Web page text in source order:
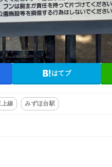
はてブ
上線 みずほ台駅